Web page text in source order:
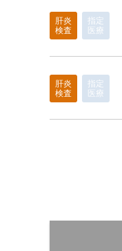
肝炎
検査
指定
医療
肝炎
検査
指定
医療